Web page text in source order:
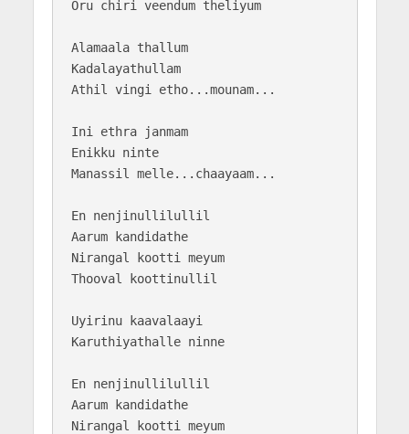
Oru chiri veendum theliyum
Alamaala thallum
Kadalayathullam
Athil vingi etho...mounam...
Ini ethra janmam
Enikku ninte
Manassil melle...chaayaam...
En nenjinullilullil
Aarum kandidathe
Nirangal kootti meyum
Thooval koottinullil
Uyirinu kaavalaayi
Karuthiyathalle ninne
En nenjinullilullil
Aarum kandidathe
Nirangal kootti meyum